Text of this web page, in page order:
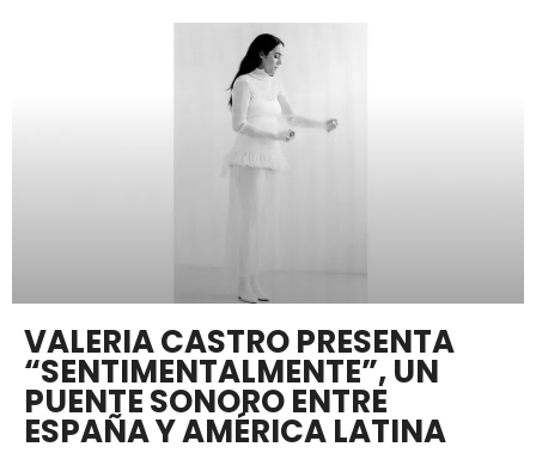
VALERIA CASTRO PRESENTA
“SENTIMENTALMENTE”, UN
PUENTE SONORO ENTRE
ESPAÑA Y AMÉRICA LATINA